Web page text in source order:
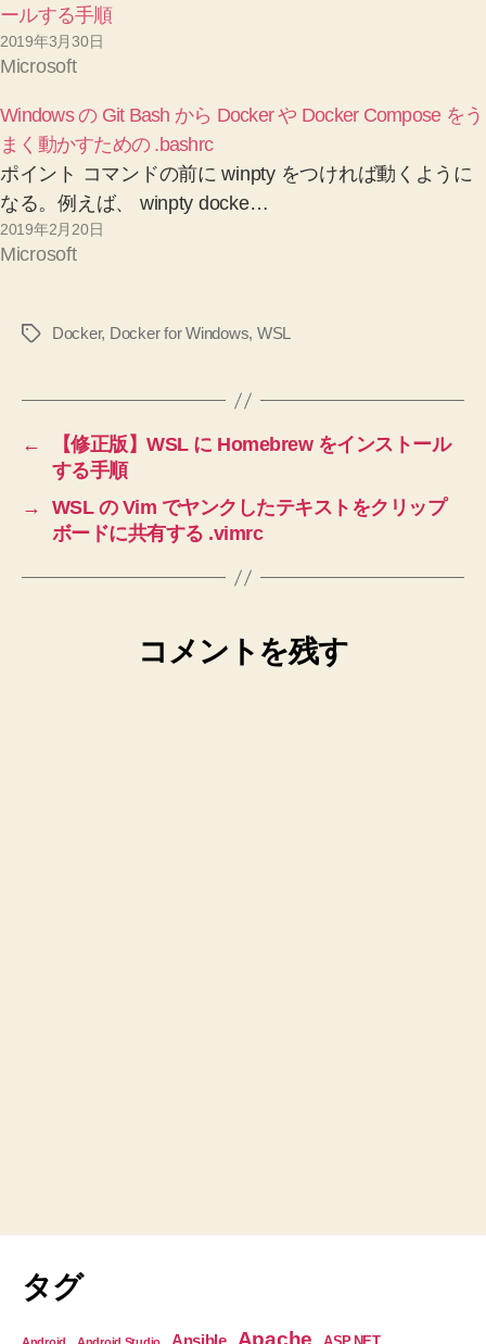
ールする手順
2019年3月30日
Microsoft
Windows の Git Bash から Docker や Docker Compose をう
まく動かすための .bashrc
ポイント コマンドの前に winpty をつければ動くように
なる。例えば、 winpty docke…
2019年2月20日
Microsoft
タ
Docker, Docker for Windows, WSL
←
【修正版】WSL に Homebrew をインストール
する手順
→
WSL の Vim でヤンクしたテキストをクリップ
ボードに共有する .vimrc
コメントを残す
タグ
Apache